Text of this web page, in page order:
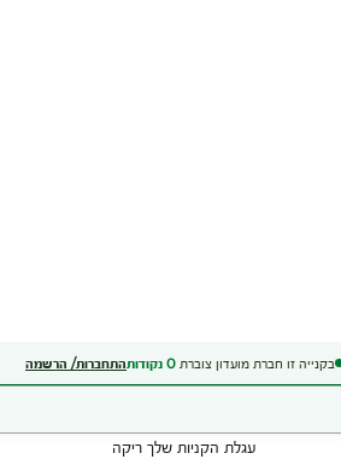
בקנייה זו חברת מועדון צוברת 0 נקודותהתחברות/ הרשמה
עגלת הקניות שלך ריקה